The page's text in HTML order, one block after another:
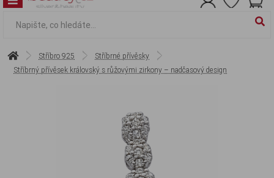
Stříbro 925
Stříbrné přívěsky
Stříbrný přívěsek královský s růžovými zirkony – nadčasový design